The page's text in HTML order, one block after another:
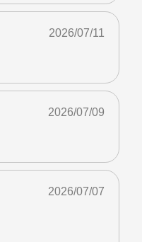
2026/07/11
2026/07/09
2026/07/07